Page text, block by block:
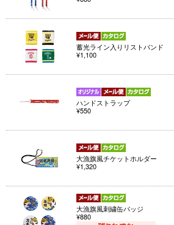
蓄光ライン入りリストバンド
¥1,100
ハンドストラップ
¥550
大漁旗風チケットホルダー
¥1,320
大漁旗風刺繍缶バッジ
¥880